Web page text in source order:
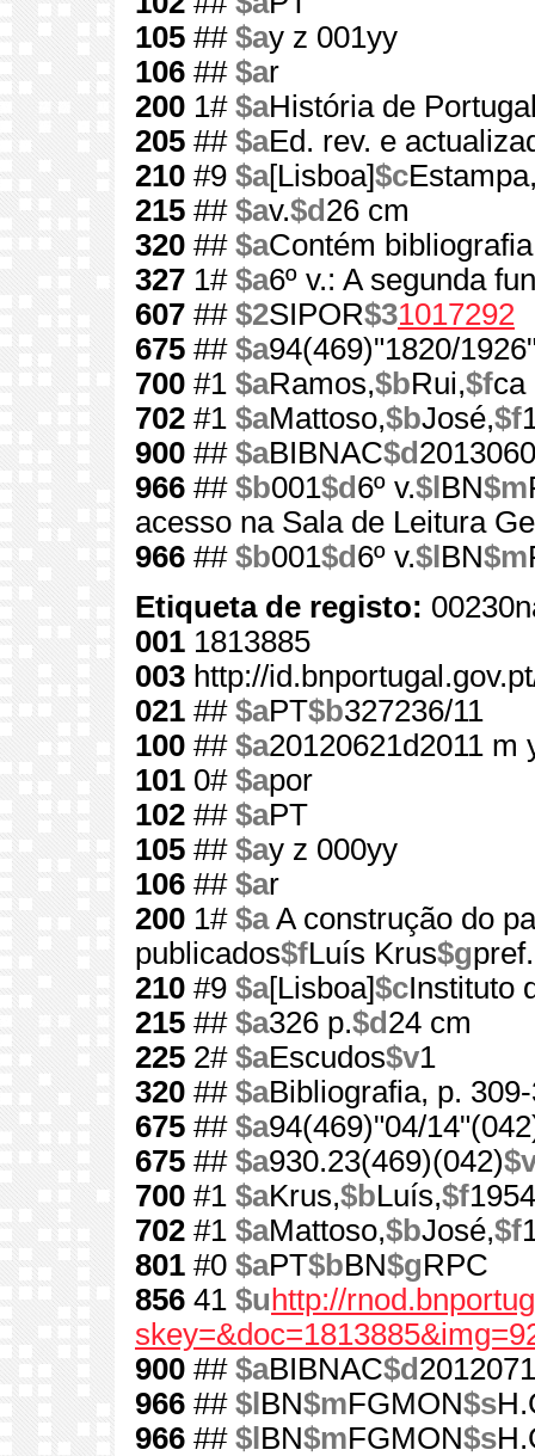
105 ## $ay z 001yy
106 ## $ar
200 1# $aHistória de
205 ## $aEd. rev. e
210 #9 $a[Lisboa]$c
215 ## $av.$d 26 cm
320 ## $aContém bibliografia
327 1# $a6º v.: A segunda
607 ## $2SIPOR$31017292
675 ## $a94(469)"1820/
700 #1 $aRamos,$bRui,$fca
702 #1 $aMattoso,$bJosé,$f
900 ## $aBIBNAC$d
966 ## $b001$d 6º v.$l BN$m
acesso na Sala de Leitura
966 ## $b001$d 6º v.$l BN$m
Etiqueta de registo:
001 1813885
003 http://
021 ## $aPT$b327236/11
100 ## $a20120621d2011 m
101 0# $apor
102 ## $aPT
105 ## $ay z 000yy
106 ## $ar
200 1# $aA construção do
publicados$fLuís Krus$g
210 #9 $a[Lisboa]$cInstituto
215 ## $a326 p.$d 24 cm
225 2# $aEscudos$v1
320 ## $aBibliografia, p.
675 ## $a94(469)"04/
675 ## $a930.23(469)(042)
700 #1 $aKrus,$bLuís,$f
702 #1 $aMattoso,$bJosé,$f
801 #0 $aPT$bBN$gRPC
856 41 $u http://
900 ## $aBIBNAC$d
966 ## $l BN$mFGMON$s
966 ## $l BN$mFGMON$s